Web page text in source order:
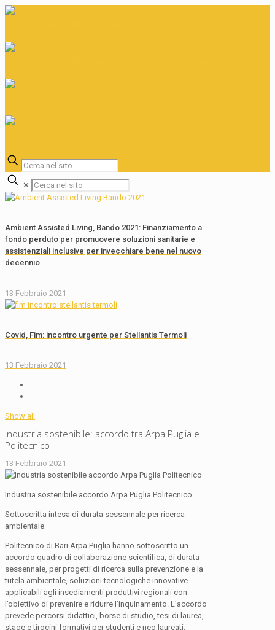
✕
Ambient Assisted Living, Bando 2021: Finanziamento a
fondo perduto per promuovere soluzioni sanitarie e
assistenziali inclusive per invecchiare bene nel nuovo
decennio
13 Febbraio 2021
Covid, Fim: incontro urgente per Stellantis Termoli
13 Febbraio 2021
Show all
Industria sostenibile: accordo tra Arpa Puglia e
Politecnico
13 Febbraio 2021
Industria sostenibile accordo Arpa Puglia Politecnico
Sottoscritta intesa di durata sessennale per ricerca
ambientale
Politecnico di Bari Arpa Puglia hanno sottoscritto un
accordo quadro di collaborazione scientifica, di durata
sessennale, per progetti di ricerca sulla prevenzione e la
tutela ambientale, soluzioni tecnologiche innovative
applicabili agli insediamenti produttivi regionali con
l’obiettivo di prevenire e ridurre l’inquinamento. L’accordo
prevede percorsi didattici, borse di studio, tesi di laurea,
stage e tirocini formativi per studenti e neo laureati.